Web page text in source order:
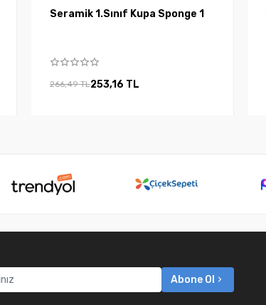
Seramik 1.Sınıf Kupa Sponge 1
266,49 TL253,16 TL
Abone Ol